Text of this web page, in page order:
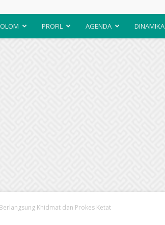
PROFIL AGENDA DINAMIKA
Khidmat dan Prokes Ketat